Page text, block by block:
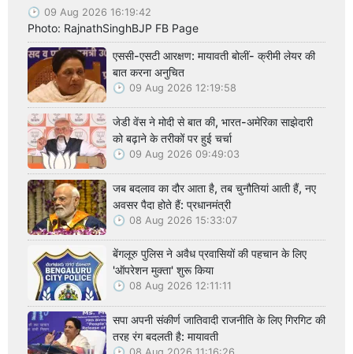
09 Aug 2026 16:19:42
Photo: RajnathSinghBJP FB Page
एससी-एसटी आरक्षण: मायावती बोलीं- क्रीमी लेयर की
बात करना अनुचित
09 Aug 2026 12:19:58
जेडी वेंस ने मोदी से बात की, भारत-अमेरिका साझेदारी
को बढ़ाने के तरीकों पर हुई चर्चा
09 Aug 2026 09:49:03
जब बदलाव का दौर आता है, तब चुनौतियां आती हैं, नए
अवसर पैदा होते हैं: प्रधानमंत्री
08 Aug 2026 15:33:07
बेंगलूरु पुलिस ने अवैध प्रवासियों की पहचान के लिए
'ऑपरेशन मुक्ता' शुरू किया
08 Aug 2026 12:11:11
सपा अपनी संकीर्ण जातिवादी राजनीति के लिए गिरगिट की
तरह रंग बदलती है: मायावती